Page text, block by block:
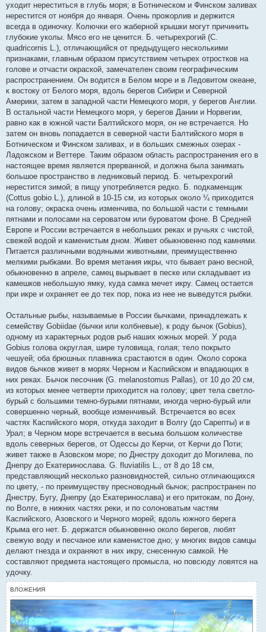
уходит нереститься в глубь моря; в Ботническом и Финском заливах
нерестится от ноября до января. Очень прожорлив и держится
всегда в одиночку. Колючки его жаберной крышки могут причинить
глубокие уколы. Мясо его не ценится. Б. четырехрогий (С.
quadricornis L.), отличающийся от предыдущего несколькими
признаками, главным образом присутствием четырех отростков на
голове и отчасти окраской, замечателен своим географическим
распространением. Он водится в Белом море и в Ледовитом океане,
к востоку от Белого моря, вдоль берегов Сибири и Северной
Америки, затем в западной части Немецкого моря, у берегов Англии.
В остальной части Немецкого моря, у берегов Дании и Норвегии,
равно как в южной части Балтийского моря, он не встречается. Но
затем он вновь попадается в северной части Балтийского моря в
Ботническом и Финском заливах, и в больших смежных озерах -
Ладожском и Веттере. Таким образом область распространения его в
настоящее время является прерванной, и должна была занимать
большое пространство в ледниковый период. Б. четырехрогий
нерестится зимой; в пищу употребляется редко. Б. подкаменщик
(Cottus gobio L.), длиной в 10-15 см, из которых около ¼ приходится
на голову; окраска очень изменчива, по большой части с темными
пятнами и полосами на сероватом или буроватом фоне. В Средней
Европе и России встречается в небольших реках и ручьях с чистой,
свежей водой и каменистым дном. Живет обыкновенно под камнями.
Питается различными водяными животными, преимущественно
мелкими рыбками. Во время метания икры, что бывает рано весной,
обыкновенно в апреле, самец вырывает в песке или складывает из
камешков небольшую ямку, куда самка мечет икру. Самец остается
при икре и охраняет ее до тех пор, пока из нее не выведутся рыбки.
Остальные рыбы, называемые в России бычками, принадлежать к
семейству Gobiidae (бычки или колбневые), к роду бычок (Gobius),
одному из характерных родов рыб наших южных морей. У рода
Gobius голова округлая, шире туловища, голая; тело покрыто
чешуей; оба брюшных плавника срастаются в один. Около сорока
видов бычков живет в морях Черном и Каспийском и впадающих в
них реках. Бычок песочник (G. melanostomus Pallas), от 10 до 20 см,
из которых менее четверти приходится на голову; цвет тела светло-
бурый с большими темно-бурыми пятнами, иногда черно-бурый или
совершенно черный, вообще изменчивый. Встречается во всех
частях Каспийского моря, откуда заходит в Волгу (до Сарепты) и в
Урал; в Черном море встречается в весьма большом количестве
вдоль северных берегов, от Одессы до Керчи, от Керчи до Поти;
живет также в Азовском море; по Днестру доходит до Могилева, по
Днепру до Екатеринослава. G. fluviatilis L., от 8 до 18 см,
представляющий несколько разновидностей, сильно отличающихся
по цвету, - по преимуществу пресноводный бычок; распространен по
Днестру, Бугу, Днепру (до Екатеринослава) и его притокам, по Дону,
по Волге, в нижних частях реки, и по солоноватым частям
Каспийского, Азовского и Черного морей; вдоль южного берега
Крыма его нет. Б. держатся обыкновенно около берегов, любят
свежую воду и песчаное или каменистое дно; у многих видов самцы
делают гнезда и охраняют в них икру, снесенную самкой. Не
составляют предмета настоящего промысла, но повсюду ловятся на
удочку.
ВЛОЖЕНИЯ